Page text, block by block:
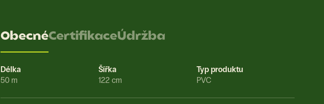
ObecnéCertifikaceÚdržba
Délka
50 m
Šířka
122 cm
Typ produktu
PVC